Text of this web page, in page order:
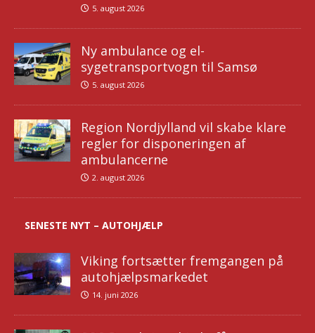
5. august 2026
Ny ambulance og el-
sygetransportvogn til Samsø
5. august 2026
Region Nordjylland vil skabe klare
regler for disponeringen af
ambulancerne
2. august 2026
SENESTE NYT – AUTOHJÆLP
Viking fortsætter fremgangen på
autohjælpsmarkedet
14. juni 2026